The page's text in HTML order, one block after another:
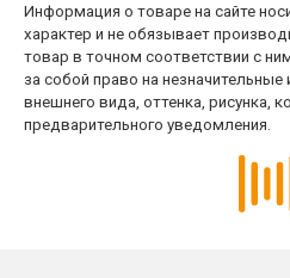
Информация о товаре на сайте
характер и не обязывает
товар в точном соответствии с
за собой право на незначительные
внешнего вида, оттенка, рисунка,
предварительного уведомления.